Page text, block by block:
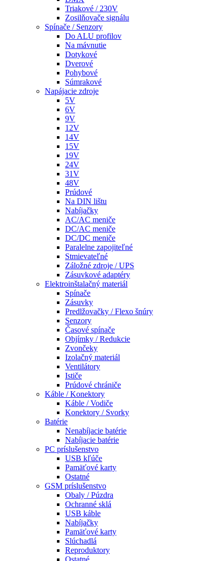
Triakové / 230V
Zosilňovače signálu
Spínače / Senzory
Do ALU profilov
Na mávnutie
Dotykové
Dverové
Pohybové
Súmrakové
Napájacie zdroje
5V
6V
9V
12V
14V
15V
19V
24V
31V
48V
Prúdové
Na DIN lištu
Nabíjačky
AC/AC meniče
DC/AC meniče
DC/DC meniče
Paralelne zapojiteľné
Stmievateľné
Záložné zdroje / UPS
Zásuvkové adaptéry
Elektroinštalačný materiál
Spínače
Zásuvky
Predlžovačky / Flexo šnúry
Senzory
Časové spínače
Objímky / Redukcie
Zvončeky
Izolačný materiál
Ventilátory
Ističe
Prúdové chrániče
Káble / Konektory
Káble / Vodiče
Konektory / Svorky
Batérie
Nenabíjacie batérie
Nabíjacie batérie
PC príslušenstvo
USB kľúče
Pamäťové karty
Ostatné
GSM príslušenstvo
Obaly / Púzdra
Ochranné sklá
USB káble
Nabíjačky
Pamäťové karty
Slúchadlá
Reproduktory
Ostatné